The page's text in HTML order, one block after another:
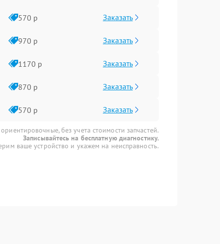
570 р Заказать
970 р Заказать
1170 р Заказать
870 р Заказать
570 р Заказать
без учета стоимости запчастей.
Записывайтесь на бесплатную диагностику.
ваше устройство и укажем на неисправность.